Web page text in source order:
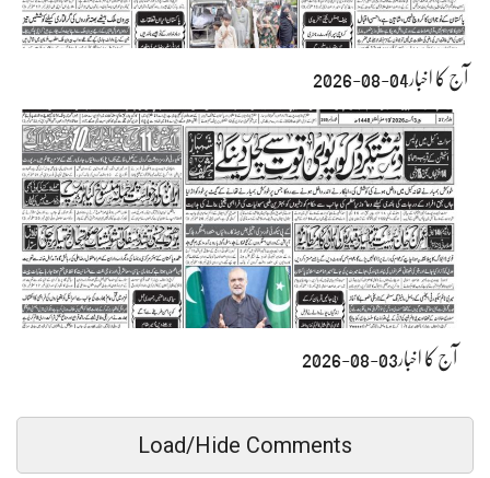
آج کا اخبار04-08-2026
آج کا اخبار03-08-2026
Load/Hide Comments